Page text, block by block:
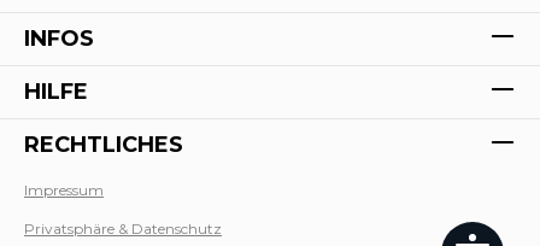
INFOS
HILFE
RECHTLICHES
Impressum
Privatsphäre & Datenschutz